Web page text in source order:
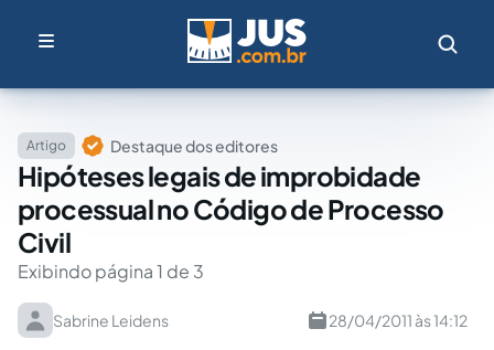
Artigo Destaque dos editores
Hipóteses legais de improbidade
processual no Código de Processo
Civil
Exibindo página 1 de 3
Sabrine Leidens 28/04/2011 às 14:12